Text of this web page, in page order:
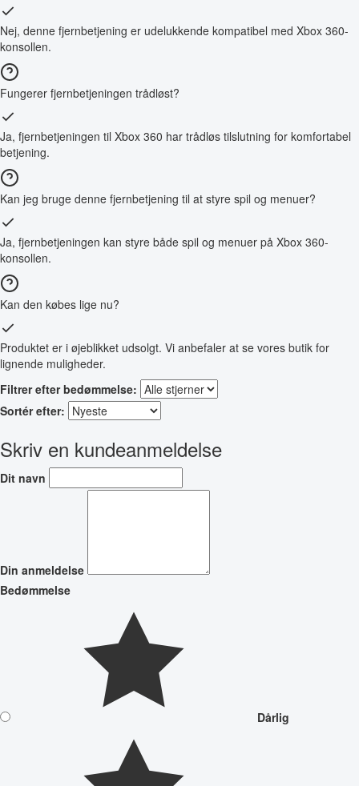
Nej, denne fjernbetjening er udelukkende kompatibel med Xbox 360-
konsollen.
Fungerer fjernbetjeningen trådløst?
Ja, fjernbetjeningen til Xbox 360 har trådløs tilslutning for komfortabel
betjening.
Kan jeg bruge denne fjernbetjening til at styre spil og menuer?
Ja, fjernbetjeningen kan styre både spil og menuer på Xbox 360-
konsollen.
Kan den købes lige nu?
Produktet er i øjeblikket udsolgt. Vi anbefaler at se vores butik for
lignende muligheder.
Filtrer efter bedømmelse:
Sortér efter:
Skriv en kundeanmeldelse
Dit navn
Din anmeldelse
Bedømmelse
Dårlig